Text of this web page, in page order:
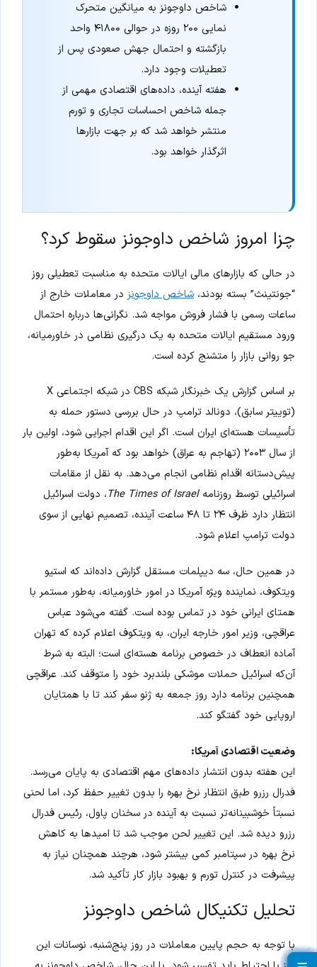
شاخص داوجونز به میانگین متحرک
نمایی ۲۰۰ روزه در حوالی ۴۱۸۰۰ واحد
بازگشته و احتمال جهش صعودی پس از
تعطیلات وجود دارد.
هفته آینده، داده‌های اقتصادی مهمی از
جمله شاخص احساسات تجاری و تورم
منتشر خواهد شد که بر جهت بازارها
اثرگذار خواهد بود.
چزا امروز شاخص داوجونز سقوط کرد؟
در حالی که بازارهای مالی ایالات متحده به مناسبت تعطیلی روز
“جونتینث” بسته بودند، شاخص داوجونز در معاملات خارج از
ساعات رسمی با فشار فروش مواجه شد. نگرانی‌ها درباره احتمال
ورود مستقیم ایالات متحده به یک درگیری نظامی در خاورمیانه،
جو روانی بازار را متشنج کرده است.
بر اساس گزارش یک خبرنگار شبکه CBS در شبکه اجتماعی X
(توییتر سابق)، دونالد ترامپ در حال بررسی دستور حمله به
تأسیسات هسته‌ای ایران است. اگر این اقدام اجرایی شود، اولین بار
از سال ۲۰۰۳ (تهاجم به عراق) خواهد بود که آمریکا به‌طور
پیش‌دستانه اقدام نظامی انجام می‌دهد. به نقل از مقامات
اسرائیلی توسط روزنامهThe Times of Israel، دولت اسرائیل
انتظار دارد ظرف ۲۴ تا ۴۸ ساعت آینده، تصمیم نهایی از سوی
دولت ترامپ اعلام شود.
در همین حال، سه دیپلمات مستقل گزارش داده‌اند که استیو
ویتکوف، نماینده ویژه آمریکا در امور خاورمیانه، به‌طور مستمر با
همتای ایرانی خود در تماس بوده است. گفته می‌شود عباس
عراقچی، وزیر امور خارجه ایران، به ویتکوف اعلام کرده که تهران
آماده انعطاف در خصوص برنامه هسته‌ای است؛ البته به شرط
آن‌که اسرائیل حملات موشکی بلندبرد خود را متوقف کند. عراقچی
همچنین برنامه دارد روز جمعه به ژنو سفر کند تا با همتایان
اروپایی خود گفتگو کند.
وضعیت اقتصادی آمریکا:
این هفته بدون انتشار داده‌های مهم اقتصادی به پایان می‌رسد.
فدرال رزرو طبق انتظار نرخ بهره را بدون تغییر حفظ کرد، اما لحنی
نسبتاً خوشبینانه‌تر نسبت به آینده در سخنان پاول، رئیس فدرال
رزرو دیده شد. این تغییر لحن موجب شد تا امیدها به کاهش
نرخ بهره در سپتامبر کمی بیشتر شود، هرچند همچنان نیاز به
پیشرفت در کنترل تورم و بهبود بازار کار تأکید شد.
تحلیل تکنیکال شاخص داوجونز
با توجه به حجم پایین معاملات در روز پنج‌شنبه، نوسانات این